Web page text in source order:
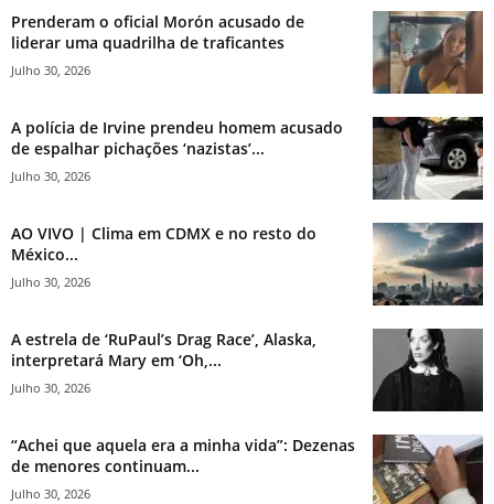
Prenderam o oficial Morón acusado de
liderar uma quadrilha de traficantes
Julho 30, 2026
A polícia de Irvine prendeu homem acusado
de espalhar pichações ‘nazistas’...
Julho 30, 2026
AO VIVO | Clima em CDMX e no resto do
México...
Julho 30, 2026
A estrela de ‘RuPaul’s Drag Race’, Alaska,
interpretará Mary em ‘Oh,...
Julho 30, 2026
“Achei que aquela era a minha vida”: Dezenas
de menores continuam...
Julho 30, 2026